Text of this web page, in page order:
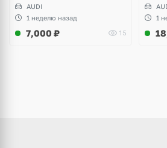
AUDI
1 неделю назад
7,000 ₽ 15
1